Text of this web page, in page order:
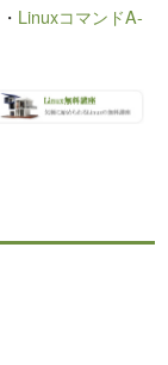
・ LinuxコマンドA-